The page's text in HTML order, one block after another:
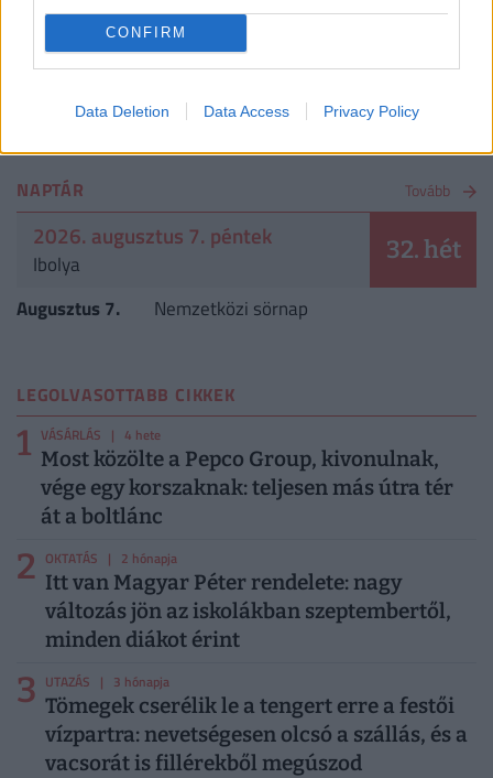
CONFIRM
Data Deletion Data Access Privacy Policy
2026. augusztus 7.
Hiába a jó hírek, újabb krízis fenyegetheti a
milliárdokat bukhatunk
NAPTÁR Tovább
2026. augusztus 7. péntek
Ibolya 32. hét
Augusztus 7. Nemzetközi sörnap
LEGOLVASOTTABB CIKKEK
1 VÁSÁRLÁS | 4 hete
Most közölte a Pepco Group, kivonulnak,
vége egy korszaknak: teljesen más útra tér
át a boltlánc
2 OKTATÁS | 2 hónapja
Itt van Magyar Péter rendelete: nagy
változás jön az iskolákban szeptembertől,
minden diákot érint
3 UTAZÁS | 3 hónapja
Tömegek cserélik le a tengert erre a festői
vízpartra: nevetségesen olcsó a szállás, és a
vacsorát is fillérekből megúszod